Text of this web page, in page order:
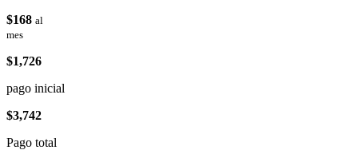
$168 al
mes
$1,726
pago inicial
$3,742
Pago total